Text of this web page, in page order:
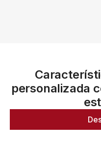
personalizada